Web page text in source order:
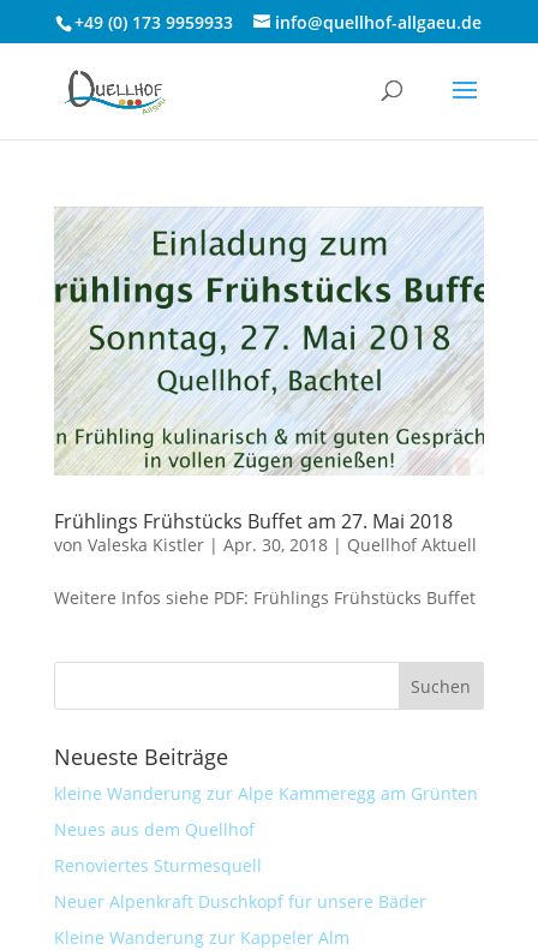
+49 (0) 173 9959933 info@quellhof-allgaeu.de
Frühlings Frühstücks Buffet am 27. Mai 2018
von Valeska Kistler| Apr. 30, 2018| Quellhof Aktuell
Weitere Infos siehe PDF: Frühlings Frühstücks Buffet
Neueste Beiträge
kleine Wanderung zur Alpe Kammeregg am Grünten
Neues aus dem Quellhof
Renoviertes Sturmesquell
Neuer Alpenkraft Duschkopf für unsere Bäder
Kleine Wanderung zur Kappeler Alm